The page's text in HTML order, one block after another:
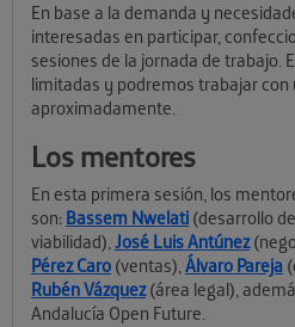
En base a la demanda y
interesadas en participar,
sesiones de la jornada de trabajo.
limitadas y podremos trabajar con
aproximadamente.
Los mentores
En esta primera sesión, los
son: Bassem Nwelati (desarrollo
viabilidad),José Luis Antúnez
Pérez Caro (ventas),Álvaro Pareja
Rubén Vázquez(área legal),
Andalucía Open Future.